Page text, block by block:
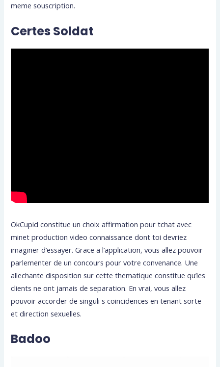
meme souscription.
Certes Soldat
OkCupid constitue un choix affirmation pour tchat avec
minet production video connaissance dont toi devriez
imaginer d’essayer. Grace a l’application, vous allez pouvoir
parlementer de un concours pour votre convenance. Une
allechante disposition sur cette thematique constitue qu’les
clients ne ont jamais de separation. En vrai, vous allez
pouvoir accorder de singuli s coincidences en tenant sorte
et direction sexuelles.
Badoo